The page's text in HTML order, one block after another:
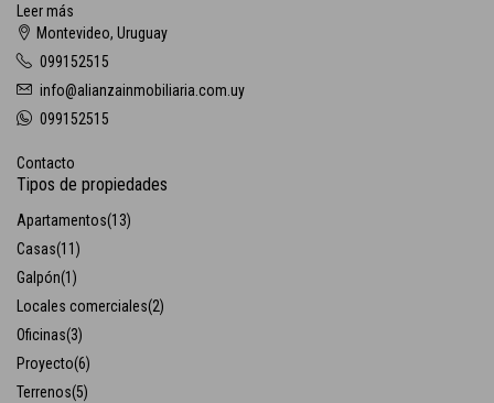
Leer más
Montevideo, Uruguay
099152515
info@alianzainmobiliaria.com.uy
099152515
Contacto
Tipos de propiedades
Apartamentos(13)
Casas(11)
Galpón(1)
Locales comerciales(2)
Oficinas(3)
Proyecto(6)
Terrenos(5)